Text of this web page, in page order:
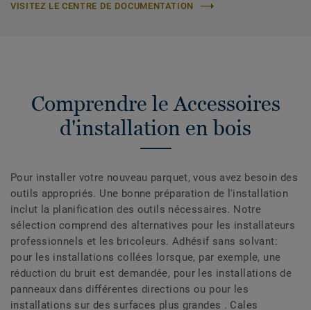
VISITEZ LE CENTRE DE DOCUMENTATION
Comprendre le Accessoires
d'installation en bois
Pour installer votre nouveau parquet, vous avez besoin des
outils appropriés. Une bonne préparation de l'installation
inclut la planification des outils nécessaires. Notre
sélection comprend des alternatives pour les installateurs
professionnels et les bricoleurs. Adhésif sans solvant:
pour les installations collées lorsque, par exemple, une
réduction du bruit est demandée, pour les installations de
panneaux dans différentes directions ou pour les
installations sur des surfaces plus grandes . Cales